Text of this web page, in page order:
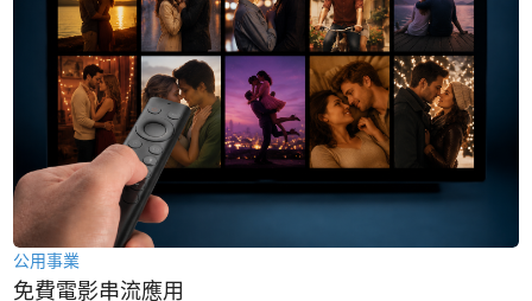
公用事業
免費電影串流應用